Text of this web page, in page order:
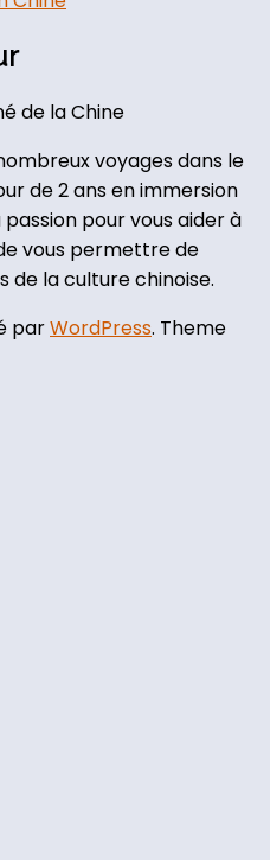
de la Chine
voyages dans le
de 2 ans en immersion
pour vous aider à
vous permettre de
de la culture chinoise.
parWordPress. Theme